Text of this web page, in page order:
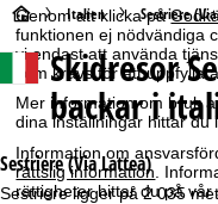
Genom att klicka på
funktionen ej nödvändiga
vi endast att använda
som krävs för att uppfylla
Mer information om bruk
dina inställningar hittar
Information om
rättslig information .
rättigheter hittar du på
S
t
a
r
Italien Sestriere
Skidresor
backar i
Sestriere (Via Lattea)
Sestriere ligger på 2 035